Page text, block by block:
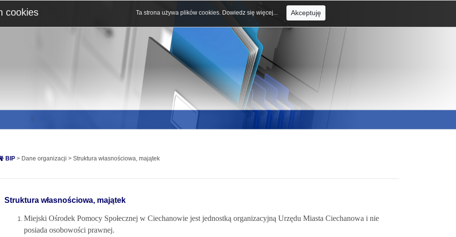
BIP > Dane organizacji > Struktura własnościowa, majątek
Struktura własnościowa, majątek
Miejski Ośrodek Pomocy Społecznej w Ciechanowie jest jednostką organizacyjną Urzędu Miasta Ciechanowa i nie
posiada osobowości prawnej.
cookies Ta strona używa plików cookies. Dowiedz się więcej... Akceptuję